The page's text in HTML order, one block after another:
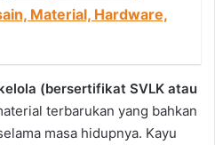
Material, Hardware,
(bersertifikat SVLK atau
terbarukan yang bahkan
masa hidupnya. Kayu